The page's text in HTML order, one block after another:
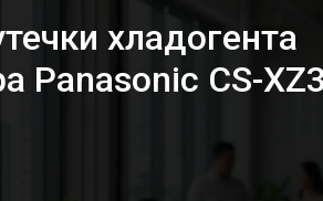
хладогента
Panasonic CS-